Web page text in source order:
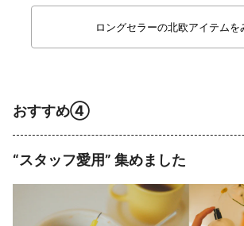
ロングセラーの北欧アイテムを
おすすめ④
“スタッフ愛用” 集めました